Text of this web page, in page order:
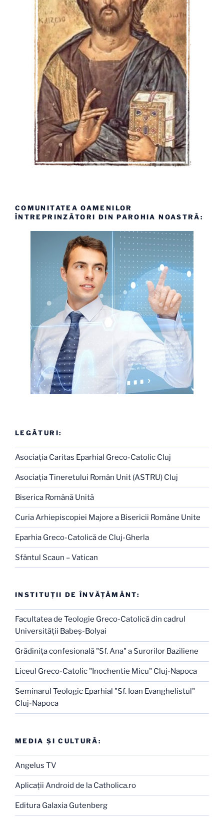
COMUNITATEA OAMENILOR
ÎNTREPRINZĂTORI DIN PAROHIA NOASTRĂ:
LEGĂTURI:
Asociaţia Caritas Eparhial Greco-Catolic Cluj
Asociaţia Tineretului Român Unit (ASTRU) Cluj
Biserica Română Unită
Curia Arhiepiscopiei Majore a Bisericii Române Unite
Eparhia Greco-Catolică de Cluj-Gherla
Sfântul Scaun – Vatican
INSTITUŢII DE ÎNVĂŢĂMÂNT:
Facultatea de Teologie Greco-Catolică din cadrul
Universităţii Babeş-Bolyai
Grădiniţa confesională "Sf. Ana" a Surorilor Baziliene
Liceul Greco-Catolic "Inochentie Micu" Cluj-Napoca
Seminarul Teologic Eparhial "Sf. Ioan Evanghelistul"
Cluj-Napoca
MEDIA ŞI CULTURĂ:
Angelus TV
Aplicaţii Android de la Catholica.ro
Editura Galaxia Gutenberg